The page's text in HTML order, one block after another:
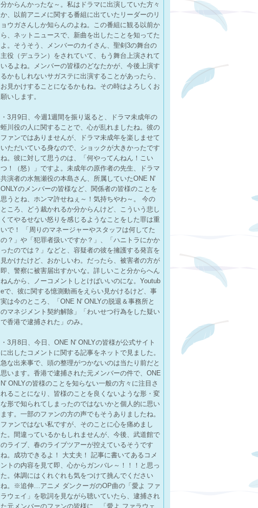
分からんかったな～。私はドラマに出演していた方々
か、以前アニメに関する番組に出ていたリーダーのリ
ョウガさんしか知らんのよね。この番組に観る以前か
ら、ネットニュースで、新曲を出したことを知ってた
よ。そうそう、メンバーのカイさん、聖剣3の舞台の
主役（デュラン）をされていて、もう舞台上演されて
いるよね。メンバーの皆様のどなたかが、今後上演す
るかもしれないサガステに出演することがあったら、
お見かけすることになるかもね。その時はよろしくお
願いします。
・3月9日、今週1週間を振り返ると、ドラマ未成年の
蛭川役の人に関することで、心が乱れましたね。彼の
ファンではありませんが、ドラマ未成年を楽しませて
いただいている身なので、ショックが大きかったです
ね。彼に対して思うのは、「何やってんねん！こい
つ！（怒）」ですよ。未成年の原作者の先生、ドラマ
共演者の水無瀬役の本島さん、所属していたONE N'
ONLYのメンバーの皆様など、関係者の皆様のことを
思うとね、ホンマ許せねぇ～！気持ちやわ～。 今の
ところ、どう裁かれるか分からんけど、こういう悲し
くてやるせない怒りを感じるようなことをした罪は重
いで！ 「周りのマネージャーやスタッフは何してた
の？」や「犯罪者扱いですか？」、「ハニトラにかか
ったのでは？」などと、容疑者の彼を擁護する発言を
見かけたけど、おかしいわ。だったら、被害者の方が
即、警察に被害届出すかいな。詳しいこと分からへん
ねんから、ノーコメントしとけばいいのにな。Youtub
eで、彼に関する憶測動画をえらい見かけるけど、事
実は今のところ、「ONE N' ONLYの脱退＆事務所と
のマネジメント契約解除」「わいせつ行為をした疑い
で香港で逮捕された」のみ。
・3月8日、今日、ONE N' ONLYの皆様が公式サイト
に出したコメントに関する記事をネットで見ました。
急な出来事で、頭の整理がつかないのは当たり前だと
思います。香港で逮捕された元メンバーの件で、ONE
N' ONLYの皆様のことを知らない一般の方々に注目さ
れることになり、皆様のことを良くないような形・変
な形で知られてしまったのではないかと個人的に思い
ます。一部のファンの方の声でもそうありましたね。
ファンではない私ですが、そのことに心を痛めまし
た。間違っているかもしれませんが、今後、武道館で
のライブ、春のライブツアーが控えているそうです
ね。成功できるよ！ 大丈夫！ 記事に書いてあるコメ
ントの内容を見て即、心からガンバレ～！！！と思っ
た。体調にはくれぐれも気をつけて挑んでください
ね。※追伸…アニメ ダンクーガのOP曲の「愛よ ファ
ラウェイ」を歌詞を見ながら聴いていたら、逮捕され
た元メンバーのファンの皆様に、「愛よ ファラウェ